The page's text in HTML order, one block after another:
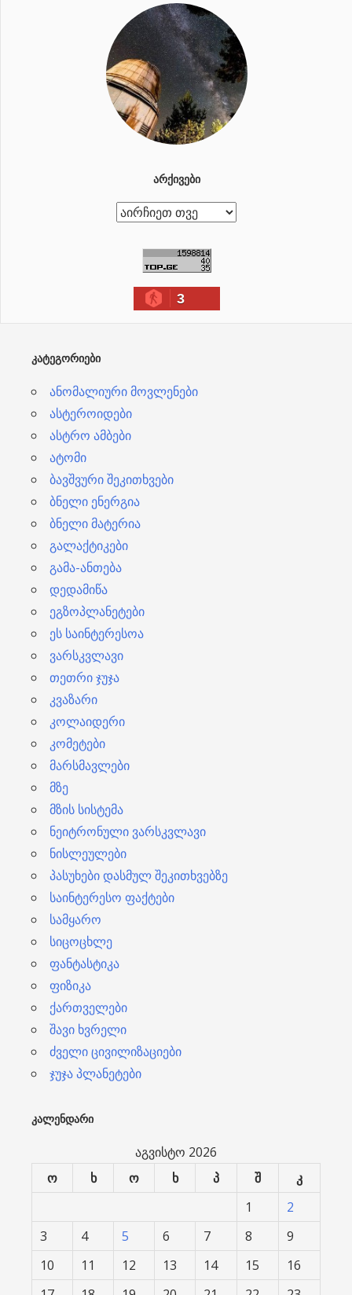
ᲐᲠᲥᲘᲕᲔᲑᲘ
ა
3
ᲙᲐᲢᲔᲒᲝᲠᲘᲔᲑᲘ
ანომალიური მოვლენები
ასტეროიდები
ასტრო ამბები
ატომი
ბავშვური შეკითხვები
ბნელი ენერგია
ბნელი მატერია
გალაქტიკები
გამა-ანთება
დედამიწა
ეგზოპლანეტები
ეს საინტერესოა
ვარსკვლავი
თეთრი ჯუჯა
კვაზარი
კოლაიდერი
კომეტები
მარსმავლები
მზე
მზის სისტემა
ნეიტრონული ვარსკვლავი
ნისლეულები
პასუხები დასმულ შეკითხვებზე
საინტერესო ფაქტები
სამყარო
სიცოცხლე
ფანტასტიკა
ფიზიკა
ქართველები
შავი ხვრელი
ძველი ცივილიზაციები
ჯუჯა პლანეტები
ᲙᲐᲚᲔᲜᲓᲐᲠᲘ
აგვისტო 2026
ო
ხ ო ხ პ შ
კ
1
2
3
4 5 6 7 8
9
10
11 12 13 14 15
16